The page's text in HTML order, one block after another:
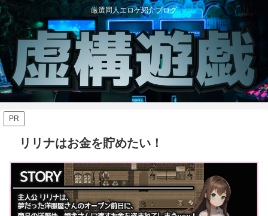
厳選同人エロゲ紹介ブログ
PR
リリナはお金を貯めたい！